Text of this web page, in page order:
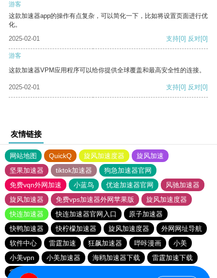
游客
这款加速器app的操作有点复杂，可以简化一下，比如将设置页面进行优
化。
2025-02-01
支持[0] 反对[0]
游客
这款加速器VPM应用程序可以给你提供全球覆盖和最高安全性的连接。
2025-02-01 支持[0] 反对[0]
友情链接
网站地图 QuickQ 旋风加速度器
旋风加速
坚果加速器
tiktok加速器
狗急加速器官网
免费vqn外网加速
小蓝鸟 优途加速器官网
风驰加速器
旋风加速器
免费vps加速器外网苹果版
旋风加速度器
快连加速器
快连加速器官网入口
原子加速器
快鸭加速器
快柠檬加速器 旋风加速度器
外网网址导航
软件中心
雷霆加速 狂飙加速器 哔咔漫画
小美
小美vpn
小美加速器 海鸥加速器下载
雷霆加速下载
雷霆加速